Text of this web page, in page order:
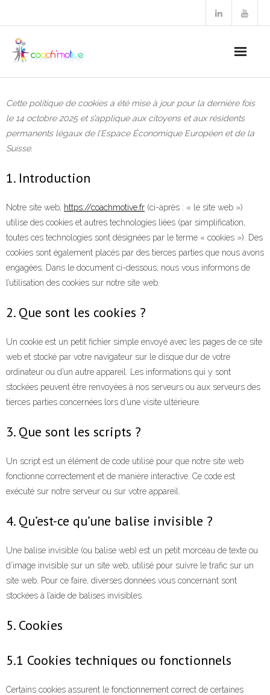
Pourquoi nous choisir
Formations
Coaching
- Coaching individuel
- Conférences
- Supervision de coach
Bilan de compétences
Conseils RH, RSE et IA
Ils nous font confiance
Packard
- - Témoignage 2 client Freddy Robin de Keolis
- - Témoignage 3 client Laurent Pellegrin du Ministère
Paris
- - Témoignage 5 client Nadine Letourneur de Dyson
Cette politique de cookies a été mise à jour pour la dernière fois
le 14 octobre 2025 et s’applique aux citoyens et aux résidents
permanents légaux de l’Espace Économique Européen et de la
Suisse.
1. Introduction
Notre site web, https://coachmotive.fr (ci-après : « le site web »)
utilise des cookies et autres technologies liées (par simplification,
toutes ces technologies sont désignées par le terme « cookies »). Des
cookies sont également placés par des tierces parties que nous avons
engagées. Dans le document ci-dessous, nous vous informons de
l’utilisation des cookies sur notre site web.
2. Que sont les cookies ?
Un cookie est un petit fichier simple envoyé avec les pages de ce site
web et stocké par votre navigateur sur le disque dur de votre
ordinateur ou d’un autre appareil. Les informations qui y sont
stockées peuvent être renvoyées à nos serveurs ou aux serveurs des
tierces parties concernées lors d’une visite ultérieure.
3. Que sont les scripts ?
Un script est un élément de code utilisé pour que notre site web
fonctionne correctement et de manière interactive. Ce code est
exécuté sur notre serveur ou sur votre appareil.
4. Qu’est-ce qu’une balise invisible ?
Une balise invisible (ou balise web) est un petit morceau de texte ou
d’image invisible sur un site web, utilisé pour suivre le trafic sur un
site web. Pour ce faire, diverses données vous concernant sont
stockées à l’aide de balises invisibles.
5. Cookies
5.1 Cookies techniques ou fonctionnels
Certains cookies assurent le fonctionnement correct de certaines